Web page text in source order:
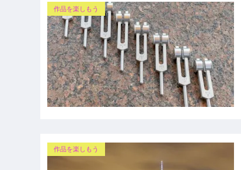
作品を楽しもう
作品を楽しもう